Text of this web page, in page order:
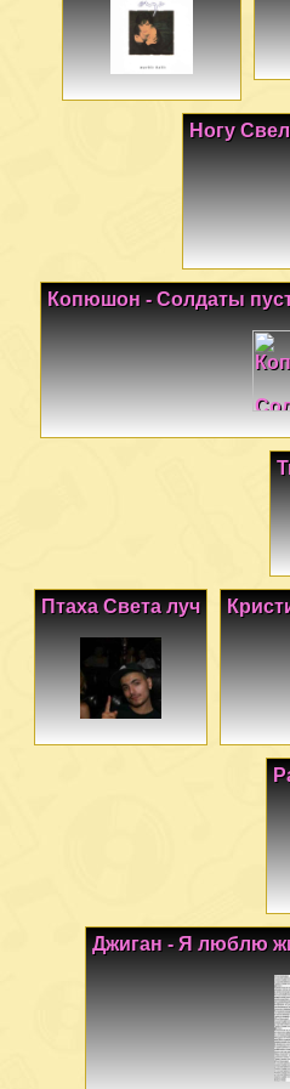
Ногу
Копюшон - Солдаты
Птаха Света луч
Джиган - Я люблю